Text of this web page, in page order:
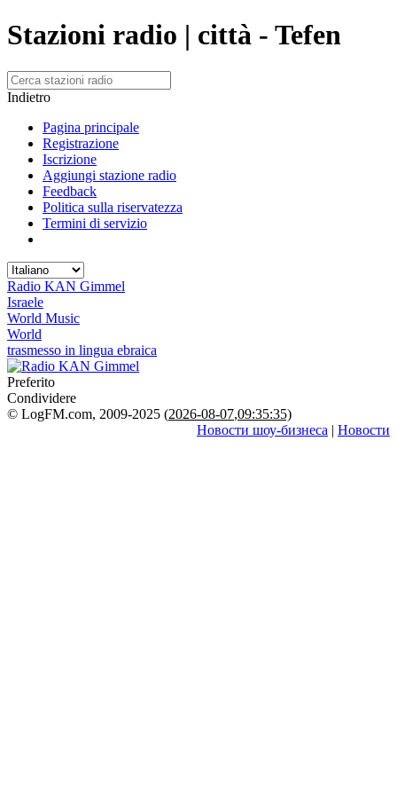
Stazioni radio | città - Tefen
Indietro
Pagina principale
Registrazione
Iscrizione
Aggiungi stazione radio
Feedback
Politica sulla riservatezza
Termini di servizio
Radio KAN Gimmel
Israele
World Music
World
trasmesso in lingua ebraica
Preferito
Condividere
© LogFM.com, 2009-2025 (2026-08-07,09:35:35)
Новости шоу-бизнеса | Новости